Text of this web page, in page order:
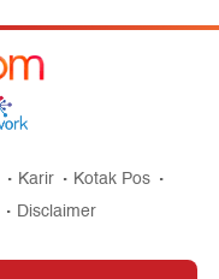
Karir
Kotak Pos
Disclaimer